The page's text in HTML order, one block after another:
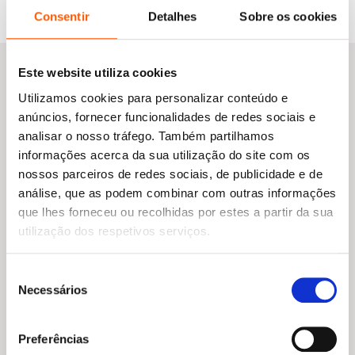
Consentir Detalhes Sobre os cookies
Este website utiliza cookies
Utilizamos cookies para personalizar conteúdo e
anúncios, fornecer funcionalidades de redes sociais e
analisar o nosso tráfego. Também partilhamos
informações acerca da sua utilização do site com os
nossos parceiros de redes sociais, de publicidade e de
análise, que as podem combinar com outras informações
que lhes forneceu ou recolhidas por estes a partir da sua
utilização dos respetivos serviços.
Necessários
Preferências
Do mesmo autor